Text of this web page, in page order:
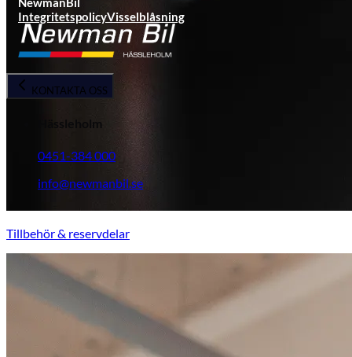
Tillbehör & reservdelar
IntegritetspolicyVisselblåsning
KONTAKTA OSS
Hässleholm
0451-384 000
info@newmanbil.se